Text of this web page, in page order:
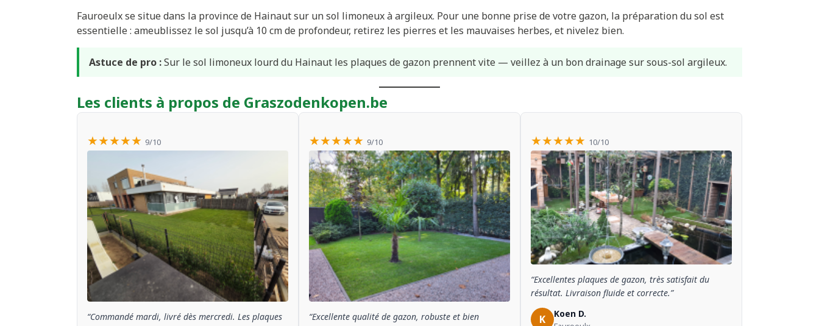
Fauroeulx se situe dans la province de Hainaut sur un sol limoneux à argileux. Pour une bonne prise de votre gazon, la préparation du sol est
essentielle : ameublissez le sol jusqu’à 10 cm de profondeur, retirez les pierres et les mauvaises herbes, et nivelez bien.
Astuce de pro :Sur le sol limoneux lourd du Hainaut les plaques de gazon prennent vite — veillez à un bon drainage sur sous-sol argileux.
Les clients à propos de Graszodenkopen.be
★★★★★ 9/10
“Commandé mardi, livré dès mercredi. Les plaques
★★★★★ 9/10
“Excellente qualité de gazon, robuste et bien
★★★★★ 10/10
“Excellentes plaques de gazon, très satisfait du
résultat. Livraison fluide et correcte.”
K Koen D.